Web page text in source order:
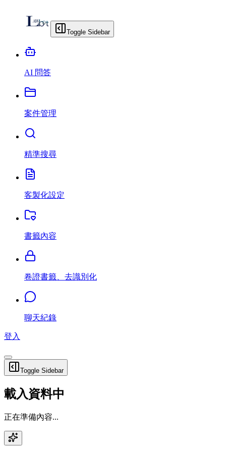
Toggle Sidebar
AI 問答
案件管理
精準搜尋
客製化設定
書籤內容
卷證書籤、去識別化
聊天紀錄
登入
Toggle Sidebar
載入資料中
正在準備內容...